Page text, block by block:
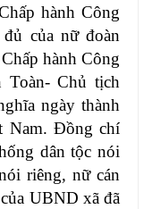
hành Công
của nữ đoàn
hành Công
Toàn- Chủ tịch
ngày thành
Nam. Đồng chí
dân tộc nói
riêng, nữ cán
UBND xã đã